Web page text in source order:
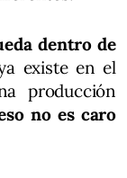
dentro de
existe en el
producción
no es caro